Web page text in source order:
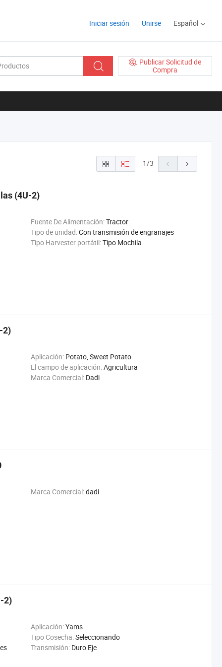
Iniciar sesión Unirse Español
Publicar Solicitud de
Compra
1/3
(4U-2)
Fuente De Alimentación:Tractor
Tipo de unidad:Con transmisión de engranajes
Tipo Harvester portátil:Tipo Mochila
2)
Aplicación: Potato, Sweet Potato
El campo de aplicación:Agricultura
Marca Comercial: Dadi
Marca Comercial:dadi
2)
Aplicación:Yams
Tipo Cosecha:Seleccionando
Transmisión: Duro Eje